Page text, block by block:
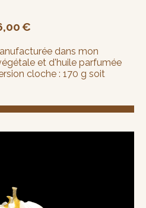
€
dans mon
et d'huile parfumée
cloche : 170 g soit